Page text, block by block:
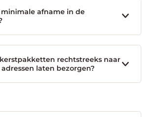
minimale afname in de
rechtstreeks naar
laten bezorgen?